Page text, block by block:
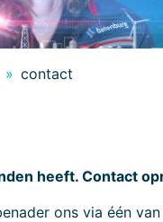
contact
heeft. Contact
ons via één